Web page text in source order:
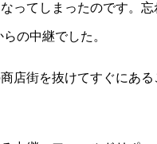
ってしまったのです。忘
の中継でした。
店街を抜けてすぐにあ